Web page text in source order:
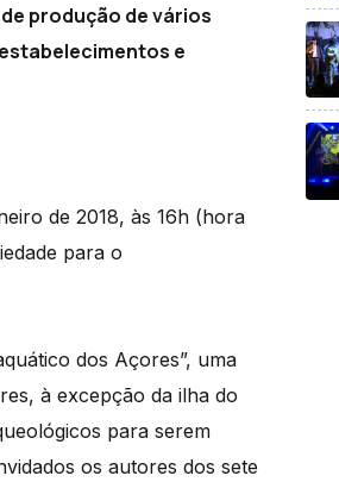
produção de vários
e
de 2018, às 16h (hora
para o
dos Açores”, uma
à excepção da ilha do
para serem
os autores dos sete